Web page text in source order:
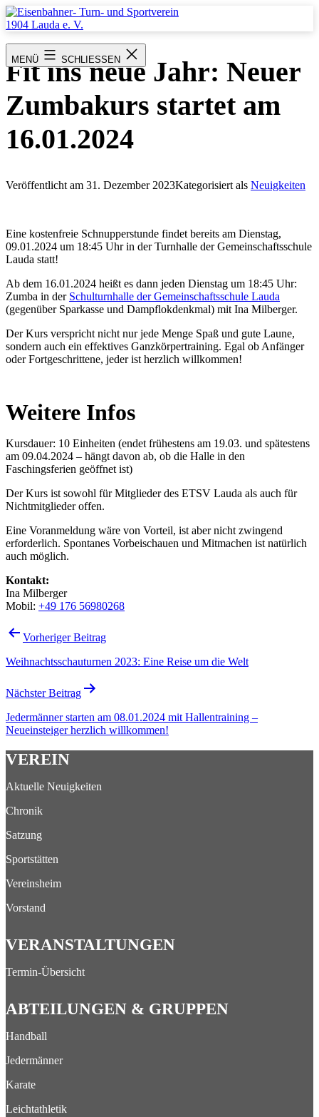
Zum
Inhalt
Turn-
und
Sportverein
Lauda
e.
MENÜ SCHLIESSEN
Fit ins neue Jahr: Neuer
Zumbakurs startet am
16.01.2024
Veröffentlicht am 31. Dezember 2023Kategorisiert als Neuigkeiten
Eine kostenfreie Schnupperstunde findet bereits am Dienstag,
09.01.2024 um 18:45 Uhr in der Turnhalle der Gemeinschaftsschule
Lauda statt!
Ab dem 16.01.2024 heißt es dann jeden Dienstag um 18:45 Uhr:
Zumba in der Schulturnhalle der Gemeinschaftsschule Lauda
(gegenüber Sparkasse und Dampflokdenkmal) mit Ina Milberger.
Der Kurs verspricht nicht nur jede Menge Spaß und gute Laune,
sondern auch ein effektives Ganzkörpertraining. Egal ob Anfänger
oder Fortgeschrittene, jeder ist herzlich willkommen!
Weitere Infos
Kursdauer: 10 Einheiten (endet frühestens am 19.03. und spätestens
am 09.04.2024 – hängt davon ab, ob die Halle in den
Faschingsferien geöffnet ist)
Der Kurs ist sowohl für Mitglieder des ETSV Lauda als auch für
Nichtmitglieder offen.
Eine Voranmeldung wäre von Vorteil, ist aber nicht zwingend
erforderlich. Spontanes Vorbeischauen und Mitmachen ist natürlich
auch möglich.
Kontakt:
Ina Milberger
Mobil: +49 176 56980268
Beitragsnavigation
Vorheriger Beitrag
Weihnachtsschauturnen 2023: Eine Reise um die Welt
Nächster Beitrag
Jedermänner starten am 08.01.2024 mit Hallentraining –
Neueinsteiger herzlich willkommen!
VEREIN
Aktuelle Neuigkeiten
Chronik
Satzung
Sportstätten
Vereinsheim
Vorstand
VERANSTALTUNGEN
Termin-Übersicht
ABTEILUNGEN & GRUPPEN
Handball
Jedermänner
Karate
Leichtathletik